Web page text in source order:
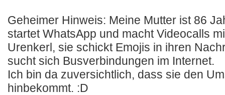
Geheimer Hinweis: Meine Mutter ist 86
startet WhatsApp und macht Videocalls
Urenkerl, sie schickt Emojis in ihren
sucht sich Busverbindungen im Internet.
Ich bin da zuversichtlich, dass sie den
hinbekommt. :D